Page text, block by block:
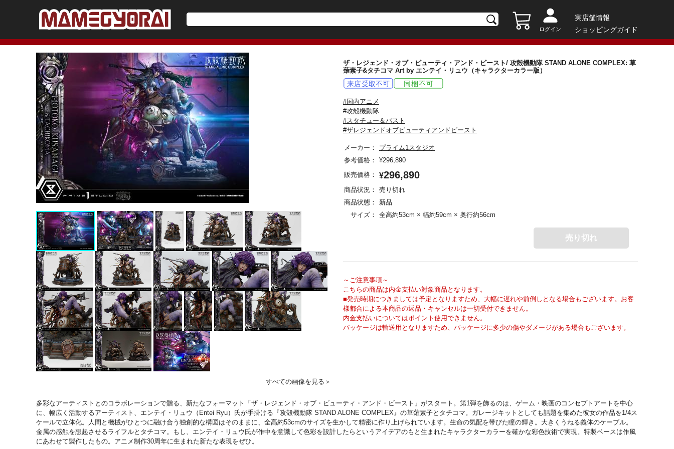
ログイン
実店舗情報
ショッピングガイド
すべての画像を見る＞
ザ・レジェンド・オブ・ビューティ・アンド・ビースト/ 攻殻機動隊 STAND ALONE COMPLEX: 草
薙素子&タチコマ Art by エンテイ・リュウ（キャラクターカラー版）
#国内アニメ
#攻殻機動隊
#スタチュー＆バスト
#ザレジェンドオブビューティアンドビースト
メーカー：
プライム1スタジオ
参考価格：
¥296,890
販売価格：
¥296,890
商品状況：
売り切れ
商品状態：
新品
サイズ：
全高約53cm × 幅約59cm × 奥行約56cm
売り切れ
～ご注意事項～
こちらの商品は内金支払い対象商品となります。
■発売時期につきましては予定となりますため、大幅に遅れや前倒しとなる場合もございます。お客
様都合による本商品の返品・キャンセルは一切受付できません。
内金支払いについてはポイント使用できません。
パッケージは輸送用となりますため、パッケージに多少の傷やダメージがある場合もございます。
多彩なアーティストとのコラボレーションで贈る、新たなフォーマット「ザ・レジェンド・オブ・ビューティ・アンド・ビースト」がスタート。第1弾を飾るのは、ゲーム・映画のコンセプトアートを中心
に、幅広く活動するアーティスト、エンテイ・リュウ（Entei Ryu）氏が手掛ける『攻殻機動隊 STAND ALONE COMPLEX』の草薙素子とタチコマ。ガレージキットとしても話題を集めた彼女の作品を1/4ス
ケールで立体化。人間と機械がひとつに融け合う独創的な構図はそのままに、全高約53cmのサイズを生かして精密に作り上げられています。生命の気配を帯びた瞳の輝き。大きくうねる義体のケーブル。
金属の感触を想起させるライフルとタチコマ。もし、エンテイ・リュウ氏が作中を意識して色彩を設計したらというアイデアのもと生まれたキャラクターカラーを確かな彩色技術で実現。特製ベースは作風
にあわせて製作したもの。アニメ制作30周年に生まれた新たな表現をぜひ。